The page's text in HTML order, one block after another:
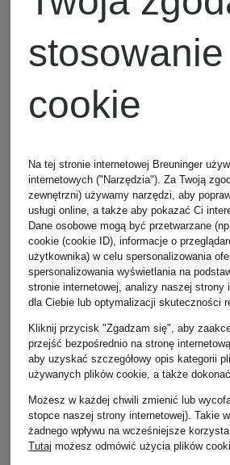
bala
Sztanga
BALA
cookie
Na tej stronie internetowej Breuninger
internetowych ("Narzędzia"). Za Twoją
zewnętrzni) używamy narzędzi, aby
usługi online, a także aby pokazać Ci
Dane osobowe mogą być przetwarzane
cookie (cookie ID), informacje o
użytkownika) w celu spersonalizowania
spersonalizowania wyświetlania na
stronie internetowej, analizy naszej strony
dla Ciebie lub optymalizacji skuteczności
Kliknij przycisk "Zgadzam się", aby
przejść bezpośrednio na stronę
aby uzyskać szczegółowy opis kategorii
używanych plików cookie, a także
Możesz w każdej chwili zmienić lub
stopce naszej strony internetowej). Takie
żadnego wpływu na wcześniejsze
Tutaj możesz odmówić użycia plików